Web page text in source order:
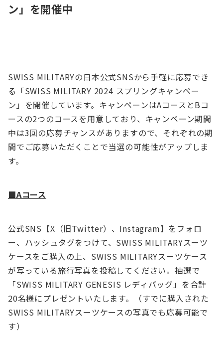
ン」を開催中
SWISS MILITARYの日本公式SNSから手軽に応募でき
る「SWISS MILITARY 2024 スプリングキャンペー
ン」を開催しています。キャンペーンはAコースとBコ
ースの2つのコースを用意しており、キャンペーン期間
中は3回の応募チャンスがありますので、それぞれの期
間でご応募いただくことで当選の可能性がアップしま
す。
■Aコース
公式SNS【X（旧Twitter）、Instagram】をフォロ
ー、ハッシュタグをつけて、SWISS MILITARYスーツ
ケースをご購入の上、SWISS MILITARYスーツケース
が写っている旅行写真を投稿してください。抽選で
「SWISS MILITARY GENESIS レディバッグ」を合計
20名様にプレゼントいたします。（すでに購入された
SWISS MILITARYスーツケースの写真でも応募可能で
す）